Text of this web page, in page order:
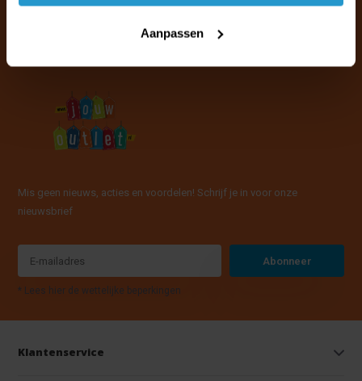
Aanpassen
Mis geen nieuws, acties en voordelen! Schrijf je in voor onze
nieuwsbrief
Abonneer
* Lees hier de wettelijke beperkingen
Klantenservice